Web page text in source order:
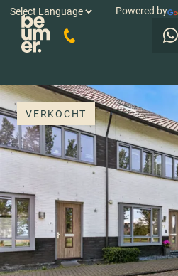
Powered by
VERKOCHT